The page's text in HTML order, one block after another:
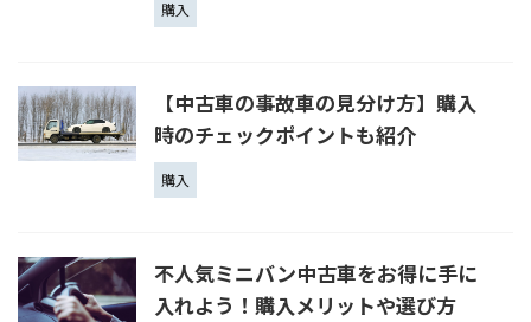
購入
【中古車の事故車の見分け方】購入
時のチェックポイントも紹介
購入
不人気ミニバン中古車をお得に手に
入れよう！購入メリットや選び方